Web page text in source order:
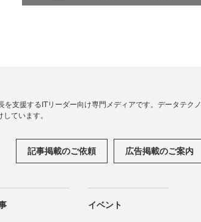
支援するITリーダー向け専門メディアです。データテクノ
ています。
記事掲載のご依頼 広告掲載のご案内
イベント